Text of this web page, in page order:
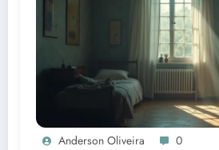
Anderson Oliveira 0